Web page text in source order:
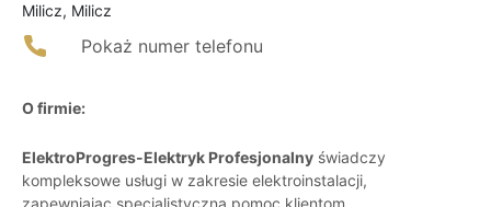
Milicz, Milicz
Pokaż numer telefonu
O firmie:
ElektroProgres-Elektryk Profesjonalny świadczy
kompleksowe usługi w zakresie elektroinstalacji,
zapewniając specjalistyczną pomoc klientom